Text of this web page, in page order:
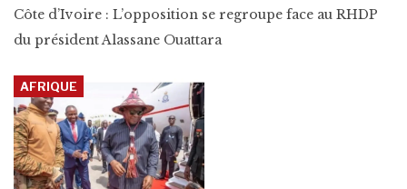
Côte d’Ivoire : L’opposition se regroupe face au RHDP
du président Alassane Ouattara
AFRIQUE